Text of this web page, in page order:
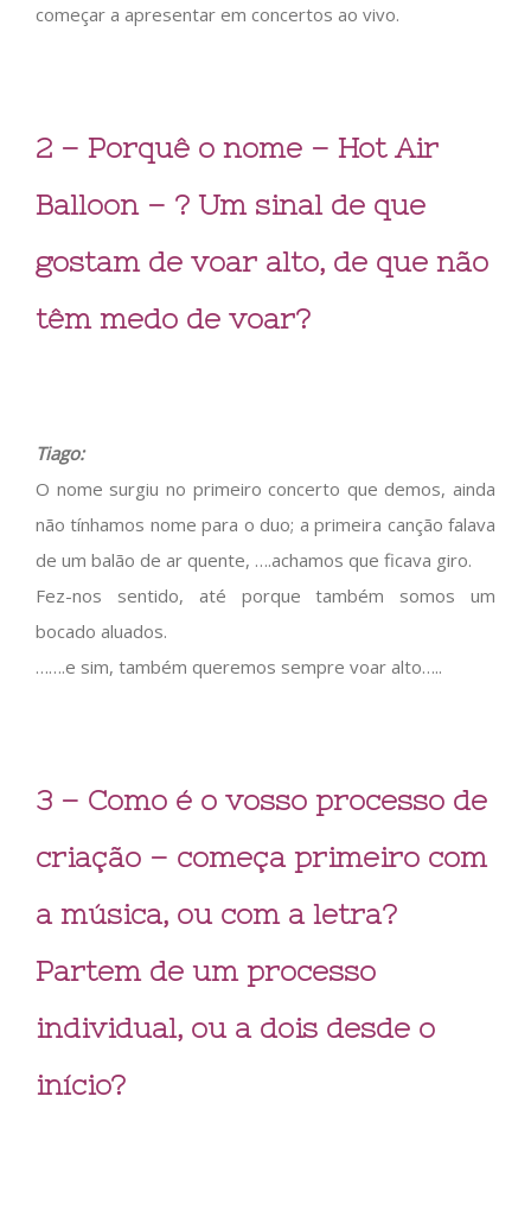
começar a apresentar em concertos ao vivo.
2 – Porquê o nome – Hot Air
Balloon – ? Um sinal de que
gostam de voar alto, de que não
têm medo de voar?
Tiago:
O nome surgiu no primeiro concerto que demos, ainda
não tínhamos nome para o duo; a primeira canção falava
de um balão de ar quente, ….achamos que ficava giro.
Fez-nos sentido, até porque também somos um
bocado aluados.
…….e sim, também queremos sempre voar alto…..
3 – Como é o vosso processo de
criação – começa primeiro com
a música, ou com a letra?
Partem de um processo
individual, ou a dois desde o
início?